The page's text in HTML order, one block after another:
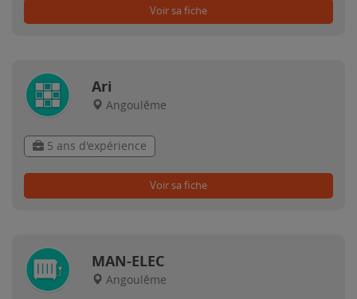
Voir sa fiche
Ari
Angoulême
5 ans d'expérience
Voir sa fiche
MAN-ELEC
Angoulême